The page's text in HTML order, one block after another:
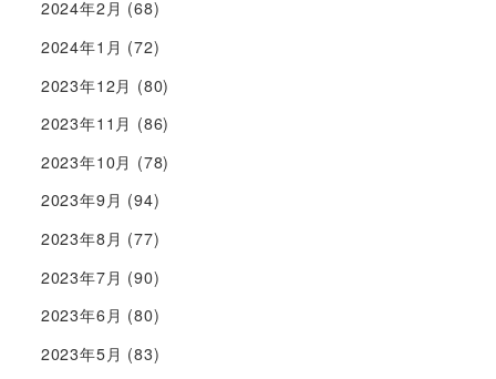
2024年2月 (68)
2024年1月 (72)
2023年12月 (80)
2023年11月 (86)
2023年10月 (78)
2023年9月 (94)
2023年8月 (77)
2023年7月 (90)
2023年6月 (80)
2023年5月 (83)